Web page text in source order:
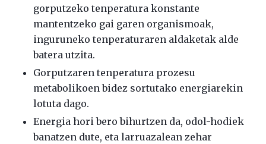
gorputzeko tenperatura konstante
mantentzeko gai garen organismoak,
inguruneko tenperaturaren aldaketak alde
batera utzita.
Gorputzaren tenperatura prozesu
metabolikoen bidez sortutako energiarekin
lotuta dago.
Energia hori bero bihurtzen da, odol-hodiek
banatzen dute, eta larruazalean zehar